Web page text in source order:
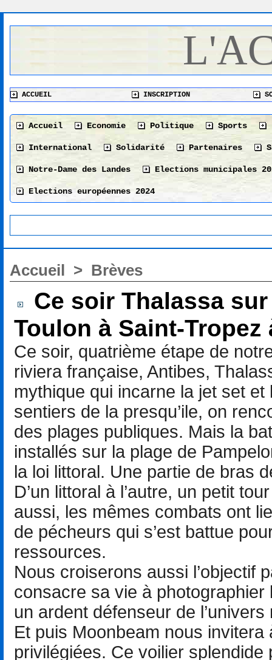
ACCUEIL INSCRIPTION
Accueil Economie Politique Sports
International Solidarité Partenaires
Notre-Dame des Landes Elections municipales
Elections européennes 2024
Accueil > Brèves
Ce soir Thalassa
Toulon à Saint-
Ce soir, quatrième étape de
riviera française, Antibes,
mythique qui incarne la jet set
sentiers de la presqu’ile, on
des plages publiques. Mais la
installés sur la plage de
la loi littoral. Une partie de bras
D’un littoral à l’autre, un petit
aussi, les mêmes combats ont
de pécheurs qui s’est battue
ressources.
Nous croiserons aussi l’objectif
consacre sa vie à
un ardent défenseur de l’univers
Et puis Moonbeam nous
privilégiées. Ce voilier